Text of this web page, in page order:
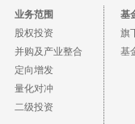
业务范围
股权投资
并购及产业整合
定向增发
量化对冲
二级投资
基
旗
基